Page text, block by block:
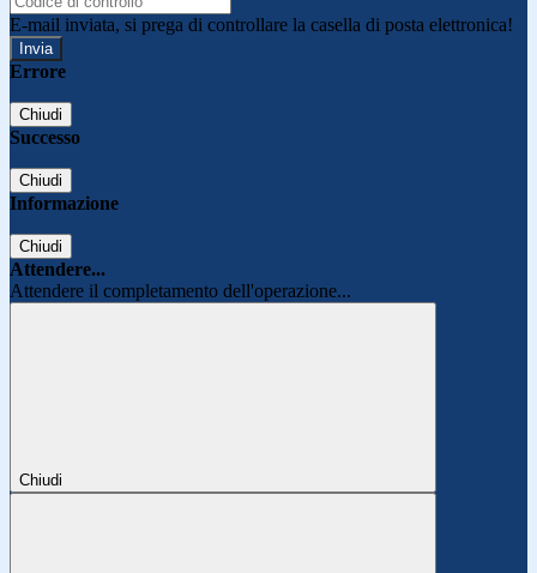
E-mail inviata, si prega di controllare la casella di posta elettronica!
Errore
Chiudi
Successo
Chiudi
Informazione
Chiudi
Attendere...
Attendere il completamento dell'operazione...
Chiudi